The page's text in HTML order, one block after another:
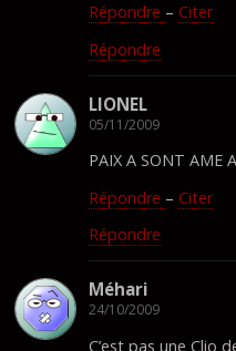
Répondre – Citer
Répondre
LIONEL
05/11/2009
PAIX A SONT AME
Répondre – Citer
Répondre
Méhari
24/10/2009
C’est pas une Clio